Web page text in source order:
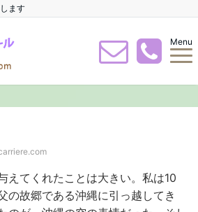
ます
Menu
えてくれたことは大きい。私は10
の故郷である沖縄に引っ越してき